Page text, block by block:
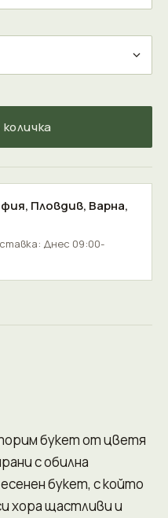
, Пловдив, Варна,
Днес 09:00-
букет от цветя
с обилна
букет, с който
хора щастливи и